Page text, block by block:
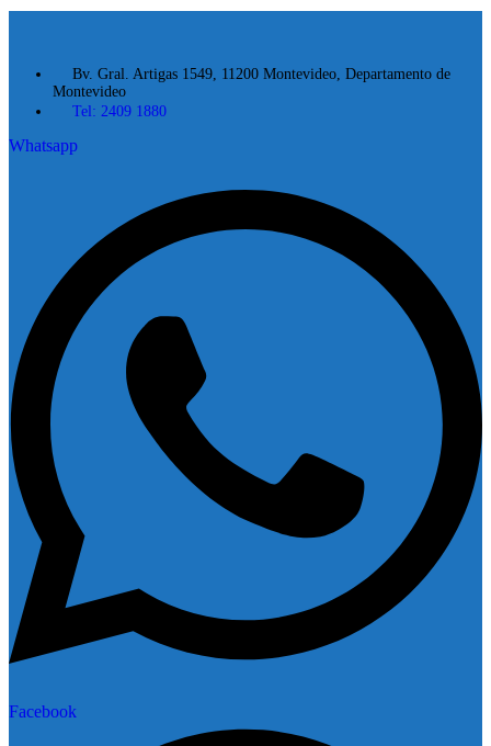
Bv. Gral. Artigas 1549, 11200 Montevideo, Departamento de
Montevideo
Tel: 2409 1880
Whatsapp
Facebook